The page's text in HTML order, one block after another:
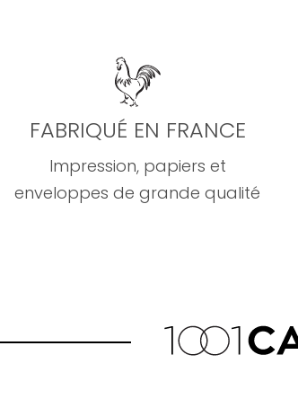
FABRIQUÉ EN FRANCE
Impression, papiers et
enveloppes de grande qualité